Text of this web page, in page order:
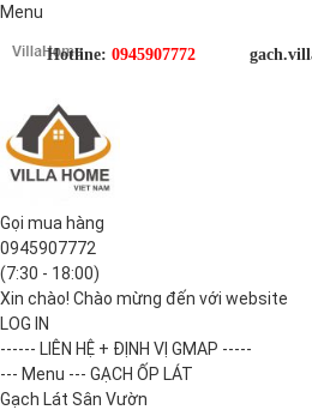
Menu
Hotline: 0945907772
Gọi mua hàng
0945907772
(7:30 - 18:00)
Xin chào! Chào mừng đến với website
LOG IN
------ LIÊN HỆ + ĐỊNH VỊ GMAP -----
--- Menu --- GẠCH ỐP LÁT
Gạch Lát Sân Vườn